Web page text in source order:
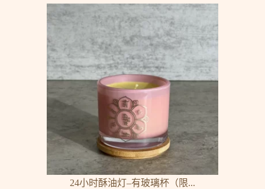
24小时酥油灯–有玻璃杯（限...